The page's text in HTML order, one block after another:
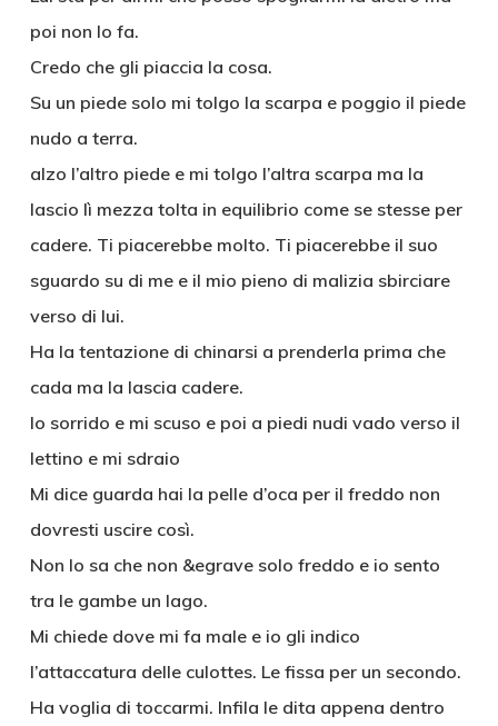
poi non lo fa.
Credo che gli piaccia la cosa.
Su un piede solo mi tolgo la scarpa e poggio il piede
nudo a terra.
alzo l’altro piede e mi tolgo l’altra scarpa ma la
lascio lì mezza tolta in equilibrio come se stesse per
cadere. Ti piacerebbe molto. Ti piacerebbe il suo
sguardo su di me e il mio pieno di malizia sbirciare
verso di lui.
Ha la tentazione di chinarsi a prenderla prima che
cada ma la lascia cadere.
Io sorrido e mi scuso e poi a piedi nudi vado verso il
lettino e mi sdraio
Mi dice guarda hai la pelle d’oca per il freddo non
dovresti uscire così.
Non lo sa che non &egrave solo freddo e io sento
tra le gambe un lago.
Mi chiede dove mi fa male e io gli indico
l’attaccatura delle culottes. Le fissa per un secondo.
Ha voglia di toccarmi. Infila le dita appena dentro